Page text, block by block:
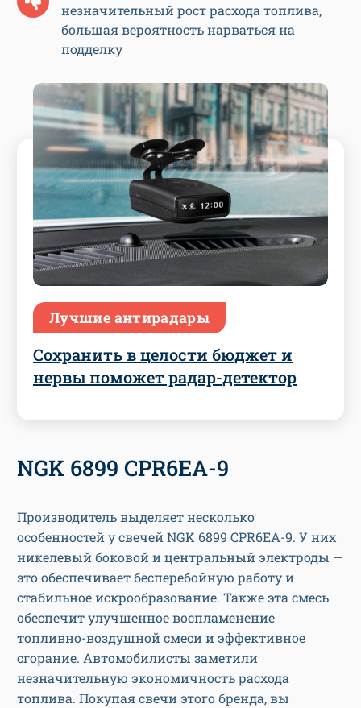
незначительный рост расхода топлива,
большая вероятность нарваться на
подделку
Лучшие антирадары
Сохранить в целости бюджет и
нервы поможет радар-детектор
NGK 6899 CPR6EA-9
Производитель выделяет несколько
особенностей у свечей NGK 6899 CPR6EA-9. У них
никелевый боковой и центральный электроды —
это обеспечивает бесперебойную работу и
стабильное искрообразование. Также эта смесь
обеспечит улучшенное воспламенение
топливно-воздушной смеси и эффективное
сгорание. Автомобилисты заметили
незначительную экономичность расхода
топлива. Покупая свечи этого бренда, вы